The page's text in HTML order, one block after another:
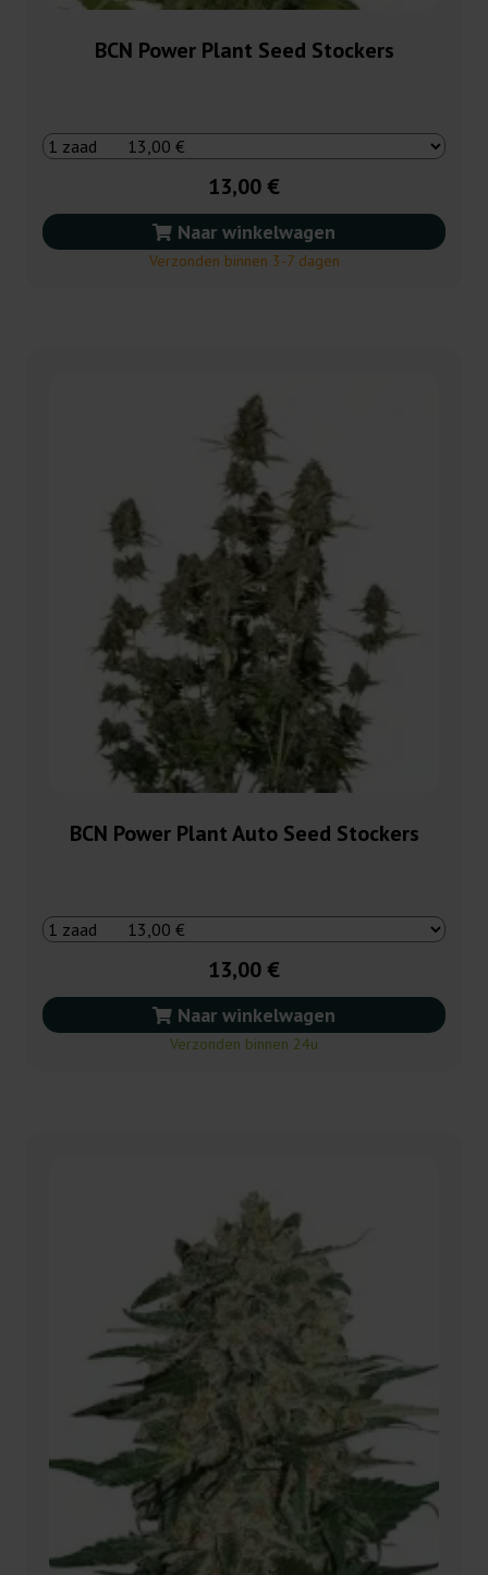
BCN Power Plant Seed Stockers
13,00 €
Naar winkelwagen
Verzonden binnen 3-7 dagen
BCN Power Plant Auto Seed Stockers
13,00 €
Naar winkelwagen
Verzonden binnen 24u